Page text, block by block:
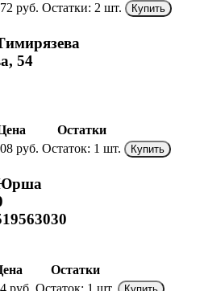
руб. Остатки: 2 шт. Купить
54
Остатки
руб. Остаток: 1 шт. Купить
Юрша
Остатки